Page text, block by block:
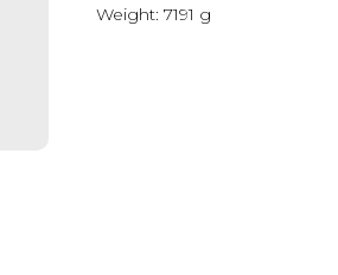
Weight: 7191 g